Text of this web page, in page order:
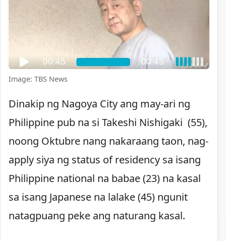
Image: TBS News
Dinakip ng Nagoya City ang may-ari ng
Philippine pub na si Takeshi Nishigaki (55),
noong Oktubre nang nakaraang taon, nag-
apply siya ng status of residency sa isang
Philippine national na babae (23) na kasal
sa isang Japanese na lalake (45) ngunit
natagpuang peke ang naturang kasal.